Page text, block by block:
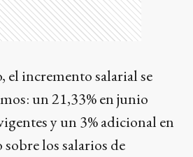
el incremento salarial se
un 21,33% en junio
y un 3% adicional en
los salarios de